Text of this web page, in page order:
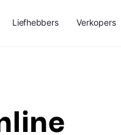
Liefhebbers Verkopers